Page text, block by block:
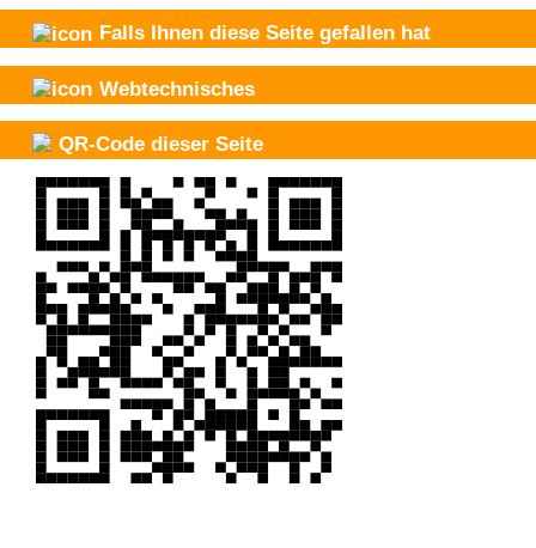
Falls Ihnen diese Seite gefallen hat
Webtechnisches
QR-Code dieser Seite